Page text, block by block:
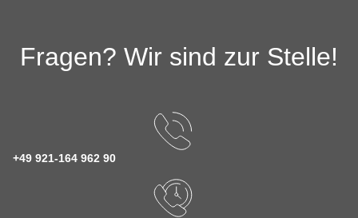
Fragen? Wir sind zur Stelle!
+49 921-164 962 90